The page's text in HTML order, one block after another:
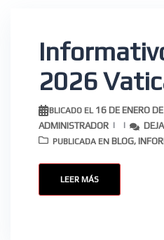
2026
PUBLICADO EL 16 DE ENERO
ADMINISTRADOR
PUBLICADA EN BLOG,
LEER MÁS
Nombre
Correo electrónico*
Suscribete para